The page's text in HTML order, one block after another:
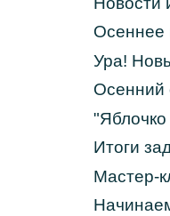
Осеннее
Ура!
Осенний
Итоги
Мастер-